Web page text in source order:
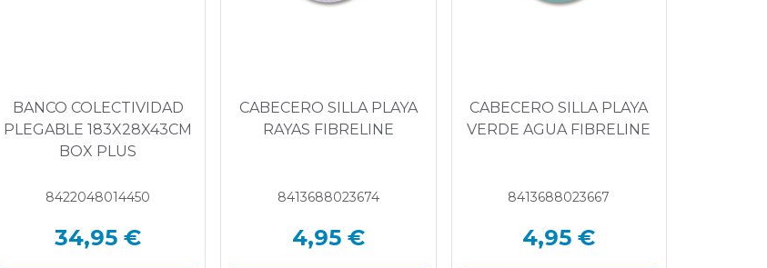
BANCO COLECTIVIDAD
PLEGABLE 183X28X43CM
BOX PLUS
8422048014450
34,95 €
CABECERO SILLA PLAYA
RAYAS FIBRELINE
8413688023674
4,95 €
CABECERO SILLA PLAYA
VERDE AGUA FIBRELINE
8413688023667
4,95 €